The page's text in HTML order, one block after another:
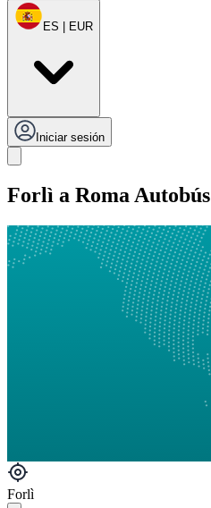
ES | EUR
Iniciar sesión
Forlì a Roma Autobús
Forlì